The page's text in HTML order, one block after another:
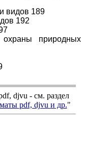
видов 189
192
природных
, djvu - см. раздел
pdf, djvu и др."